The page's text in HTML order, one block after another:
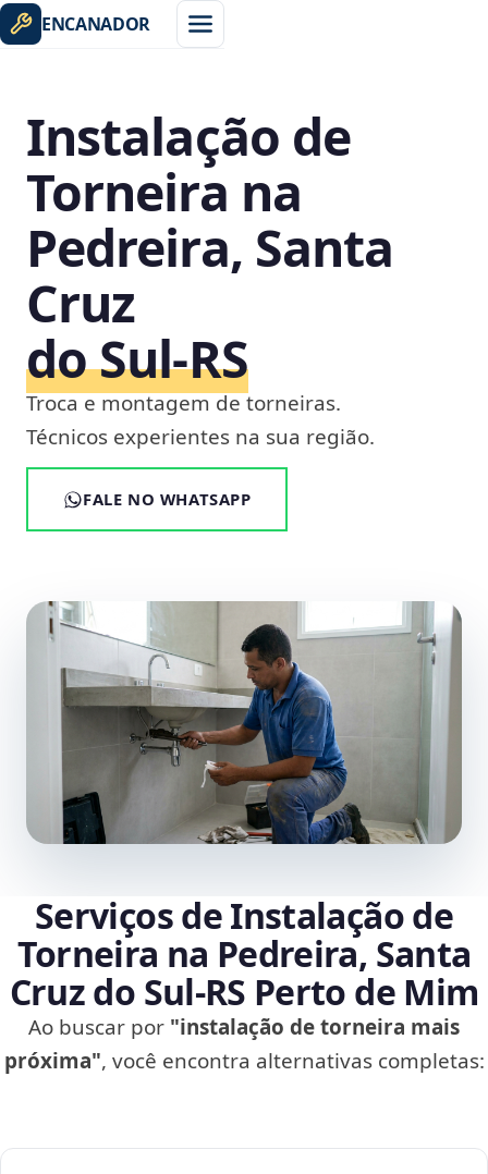
ENCANADOR
Instalação de
Torneira na
Pedreira, Santa
Cruz
do Sul‑RS
Troca e montagem de torneiras.
Técnicos experientes na sua região.
FALE NO WHATSAPP
Serviços de Instalação de
Torneira na Pedreira, Santa
Cruz do Sul‑RS Perto de Mim
Ao buscar por "instalação de torneira mais
próxima", você encontra alternativas completas: